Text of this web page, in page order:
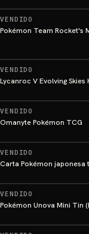
VENDIDO
Pokémon Team Rocket's
VENDIDO
Lycanroc V Evolving Skies
VENDIDO
Omanyte Pokémon TCG
VENDIDO
Carta Pokémon japonesa
VENDIDO
Pokémon Unova Mini Tin